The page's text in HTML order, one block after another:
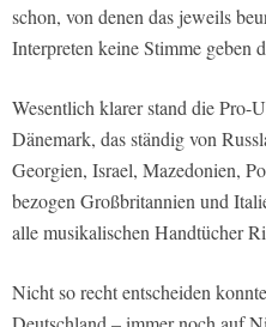
schon, von denen das jeweils
Interpreten keine Stimme geben
Wesentlich klarer stand die Pro-
Dänemark, das ständig von
Georgien, Israel, Mazedonien,
bezogen Großbritannien und
alle musikalischen Handtücher
Nicht so recht entscheiden